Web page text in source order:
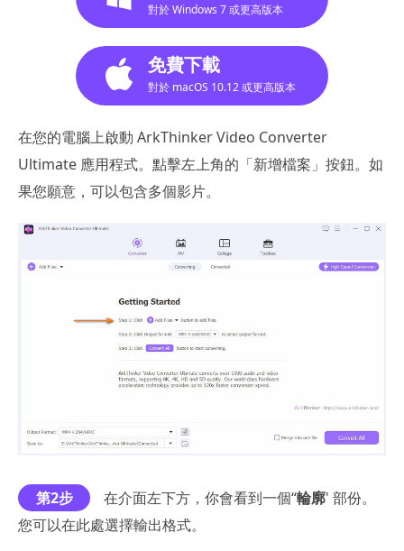
對於 Windows 7 或更高版本
免費下載
對於 macOS 10.12 或更高版本
在您的電腦上啟動 ArkThinker Video Converter
Ultimate 應用程式。點擊左上角的「新增檔案」按鈕。如
果您願意，可以包含多個影片。
第2步 在介面左下方，你會看到一個“輪廓' 部份。
您可以在此處選擇輸出格式。